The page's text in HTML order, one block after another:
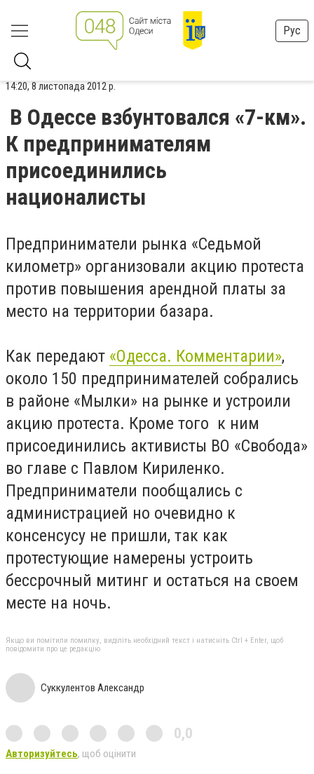
Рус
14:20, 8 листопада 2012 р.
В Одессе взбунтовался «7-км».
К предпринимателям
присоединились
националисты
Предприниматели рынка «Седьмой
километр» организовали акцию протеста
против повышения арендной платы за
место на территории базара.
Как передают «Одесса. Комментарии»,
около 150 предпринимателей собрались
в районе «Мылки» на рынке и устроили
акцию протеста. Кроме того к ним
присоединились активисты ВО «Свобода»
во главе с Павлом Кириленко.
Предприниматели пообщались с
администрацией но очевидно к
консенсусу не пришли, так как
протестующие намерены устроить
бессрочный митинг и остаться на своем
месте на ночь.
Якщо ви помітили помилку, виділіть необхідний текст і натисніть Ctrl + Enter, щоб
повідомити про це редакцію
Суккулентов Александр
0,0
Авторизуйтесь, щоб оцінити